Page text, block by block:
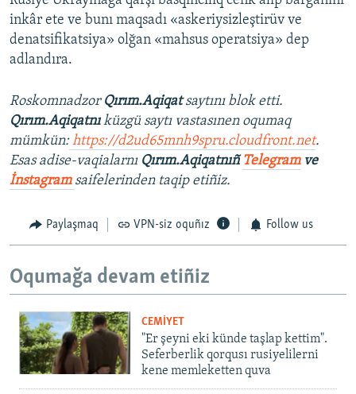
inkâr ete ve bunı maqsadı «askeriysizleştirüv ve
denatsifikatsiya» olğan «mahsus operatsiya» dep
adlandıra.
Roskomnadzor Qırım.Aqiqatsaytını blok etti.
Qırım.Aqiqatnıküzgü saytı vastasınen oqumaq
mümkün: https://d2ud65mnh9spru.cloudfront.net.
Esas adise-vaqialarnı Qırım.Aqiqatnıñ Telegramve
İnstagram saifelerinden taqip etiñiz.
Paylaşmaq VPN-siz oquñız Follow us
Oqumağa devam etiñiz
CEMİYET
"Er şeyni eki künde taşlap kettim".
Seferberlik qorqusı rusiyelilerni
kene memleketten quva